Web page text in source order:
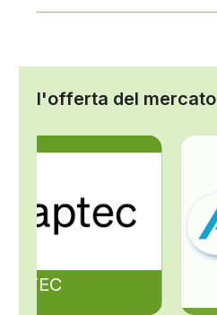
l'offerta del mercato